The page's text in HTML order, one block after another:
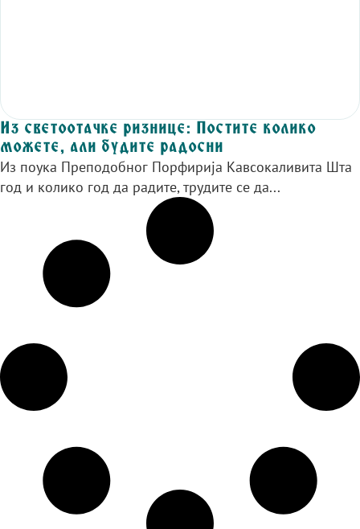
Из светоотачке ризнице: Постите колико
можете, али будите радосни
Из поука Преподобног Порфирија Кавсокаливита Шта
год и колико год да радите, трудите се да...